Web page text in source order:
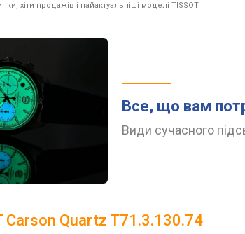
хіти продажів і найактуальніші моделі TISSOT.
Все, що вам
Види сучасного
Carson Quartz T71.3.130.74